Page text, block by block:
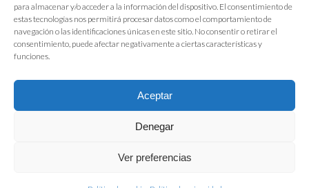
para almacenar y/o acceder a la información del dispositivo. El consentimiento de
estas tecnologías nos permitirá procesar datos como el comportamiento de
navegación o las identificaciones únicas en este sitio. No consentir o retirar el
consentimiento, puede afectar negativamente a ciertas características y
funciones.
Aceptar
Denegar
Ver preferencias
FIAB Federación Española de Industrias de la Alimentación y Bebidas